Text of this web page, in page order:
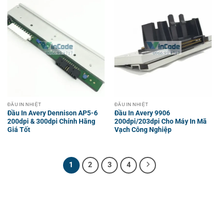
ĐẦU IN NHIỆT
Đầu In Avery Dennison AP5-6
200dpi & 300dpi Chính Hãng
Giá Tốt
ĐẦU IN NHIỆT
Đầu In Avery 9906
200dpi/203dpi Cho Máy In Mã
Vạch Công Nghiệp
1 2 3 4